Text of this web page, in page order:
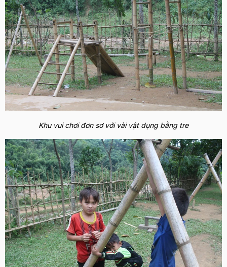
Khu vui chơi đơn sơ với vài vật dụng bằng tre